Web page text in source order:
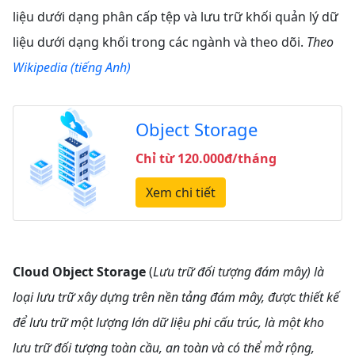
liệu dưới dạng phân cấp tệp và lưu trữ khối quản lý dữ
liệu dưới dạng khối trong các ngành và theo dõi. Theo
Wikipedia (tiếng Anh)
Object Storage
Chỉ từ 120.000đ/tháng
Xem chi tiết
Cloud Object Storage(Lưu trữ đối tượng đám mây) là
loại lưu trữ xây dựng trên nền tảng đám mây, được thiết kế
để lưu trữ một lượng lớn dữ liệu phi cấu trúc, là một kho
lưu trữ đối tượng toàn cầu, an toàn và có thể mở rộng,